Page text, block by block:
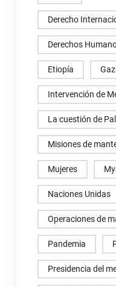
Derecho
Derechos
Etiopía
Intervención de
La cuestión de
Misiones de
Mujeres
Naciones Unidas
Operaciones de
Pandemia
Presidencia del